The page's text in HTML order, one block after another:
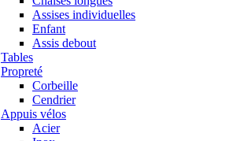
Assises individuelles
Enfant
Assis debout
Tables
Propreté
Corbeille
Cendrier
Appuis vélos
Acier